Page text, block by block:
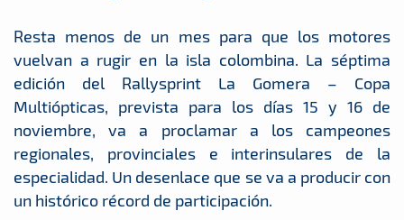
Resta menos de un mes para que los motores
vuelvan a rugir en la isla colombina. La séptima
edición del Rallysprint La Gomera – Copa
Multiópticas, prevista para los días 15 y 16 de
noviembre, va a proclamar a los campeones
regionales, provinciales e interinsulares de la
especialidad. Un desenlace que se va a producir con
un histórico récord de participación.